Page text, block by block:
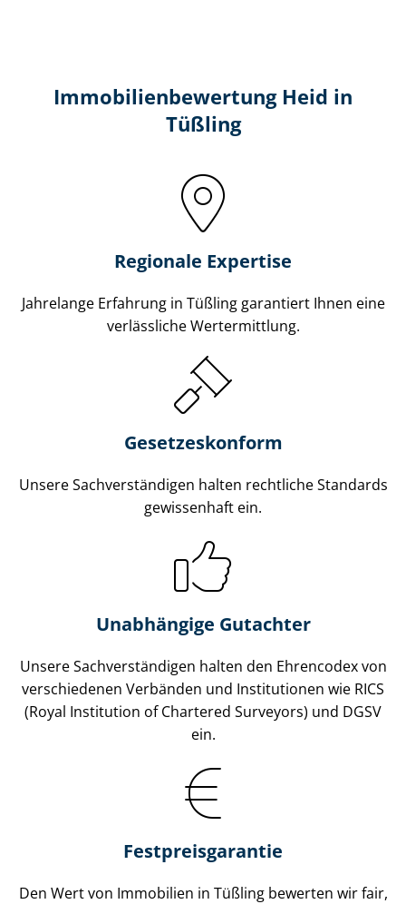
Immobilien­bewertung Heid in
Tüßling
Regionale Expertise
Jahrelange Erfahrung in Tüßling garantiert Ihnen eine
verlässliche Wertermittlung.
Gesetzes­konform
Unsere Sach­ver­stän­di­gen halten rechtliche Standards
gewissenhaft ein.
Unabhängige Gutachter
Unsere Sach­ver­stän­di­gen halten den Ehrencodex von
verschiedenen Verbänden und Institutionen wie RICS
(Royal Institution of Chartered Surveyors) und DGSV
ein.
Festpreis​garantie
Den Wert von Immobilien in Tüßling bewerten wir fair,